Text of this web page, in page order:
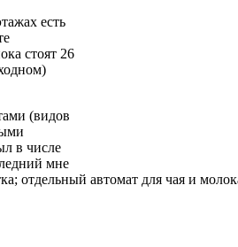
есть
стоят 26
(видов
в числе
мне
отдельный автомат для чая и